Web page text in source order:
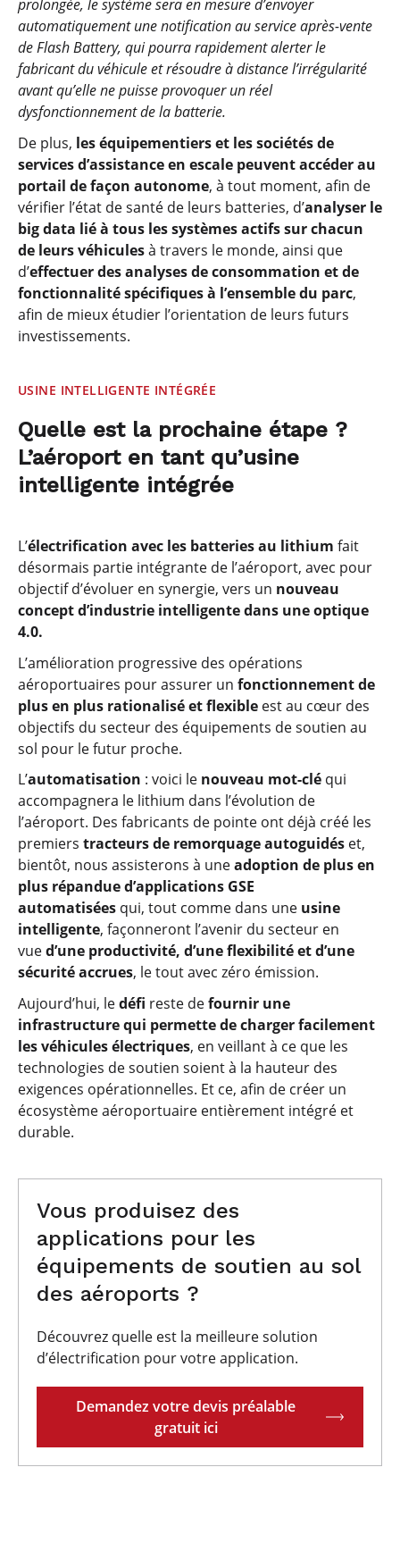
prolongée, le système sera en mesure d’envoyer
automatiquement une notification au service après-vente
de Flash Battery, qui pourra rapidement alerter le
fabricant du véhicule et résoudre à distance l’irrégularité
avant qu’elle ne puisse provoquer un réel
dysfonctionnement de la batterie.
De plus, les équipementiers et les sociétés de
services d’assistance en escale peuvent accéder au
portail de façon autonome, à tout moment, afin de
vérifier l’état de santé de leurs batteries, d’analyser le
big data lié à tous les systèmes actifs sur chacun
de leurs véhiculesà travers le monde, ainsi que
d’effectuer des analyses de consommation et de
fonctionnalité spécifiques à l’ensemble du parc,
afin de mieux étudier l’orientation de leurs futurs
investissements.
USINE INTELLIGENTE INTÉGRÉE
Quelle est la prochaine étape ?
L’aéroport en tant qu’usine
intelligente intégrée
L’électrification avec les batteries au lithium fait
désormais partie intégrante de l’aéroport, avec pour
objectif d’évoluer en synergie, vers un nouveau
concept d’industrie intelligente dans une optique
4.0.
L’amélioration progressive des opérations
aéroportuaires pour assurer un fonctionnement de
plus en plus rationalisé et flexible est au cœur des
objectifs du secteur des équipements de soutien au
sol pour le futur proche.
L’automatisation : voici le nouveau mot-clé qui
accompagnera le lithium dans l’évolution de
l’aéroport. Des fabricants de pointe ont déjà créé les
premiers tracteurs de remorquage autoguidés et,
bientôt, nous assisterons à uneadoption de plus en
plus répandue d’applications GSE
automatisées qui, tout comme dans une usine
intelligente, façonneront l’avenir du secteur en
vued’une productivité, d’une flexibilité et d’une
sécurité accrues, le tout avec zéro émission.
Aujourd’hui, ledéfi reste defournir une
infrastructure qui permette de charger facilement
les véhicules électriques, en veillant à ce que les
technologies de soutien soient à la hauteur des
exigences opérationnelles. Et ce, afin de créer un
écosystème aéroportuaire entièrement intégré et
durable.
Vous produisez des
applications pour les
équipements de soutien au sol
des aéroports ?
Découvrez quelle est la meilleure solution
d’électrification pour votre application.
Demandez votre devis préalable
gratuit ici